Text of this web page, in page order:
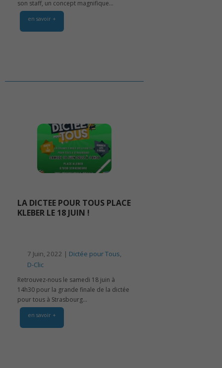
son staff, un concept magnifique...
en savoir +
LA DICTEE POUR TOUS PLACE
KLEBER LE 18 JUIN !
7 Juin, 2022 | Dictée pour Tous,
D-Clic
Retrouvez-nous le samedi 18 juin à
14h30 pour la grande finale de la dictée
pour tous à Strasbourg...
en savoir +